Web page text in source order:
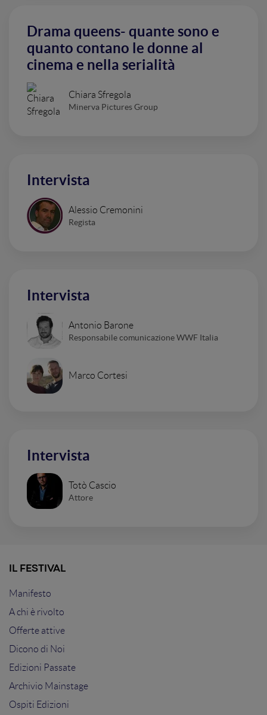
Drama queens- quante sono e
quanto contano le donne al
cinema e nella serialità
Chiara Sfregola
Minerva Pictures Group
Intervista
Alessio Cremonini
Regista
Intervista
Antonio Barone
Responsabile comunicazione WWF Italia
Marco Cortesi
Intervista
Totò Cascio
Attore
IL FESTIVAL
Manifesto
A chi è rivolto
Offerte attive
Dicono di Noi
Edizioni Passate
Archivio Mainstage
Ospiti Edizioni